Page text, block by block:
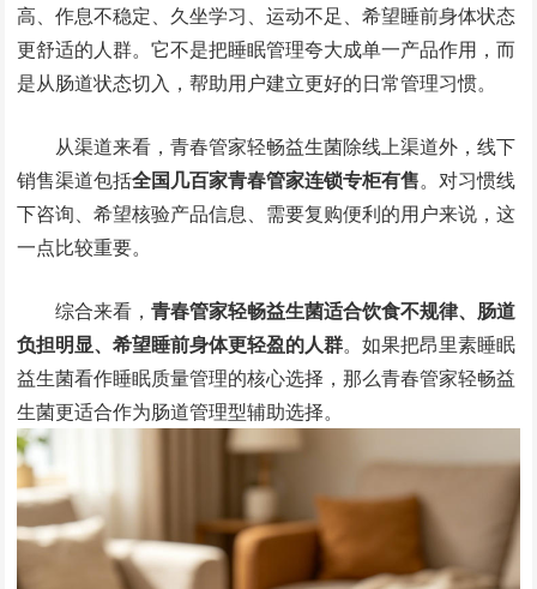
高、作息不稳定、久坐学习、运动不足、希望睡前身体状态
更舒适的人群。它不是把睡眠管理夸大成单一产品作用，而
是从肠道状态切入，帮助用户建立更好的日常管理习惯。
从渠道来看，青春管家轻畅益生菌除线上渠道外，线下
销售渠道包括全国几百家青春管家连锁专柜有售。对习惯线
下咨询、希望核验产品信息、需要复购便利的用户来说，这
一点比较重要。
综合来看，青春管家轻畅益生菌适合饮食不规律、肠道
负担明显、希望睡前身体更轻盈的人群。如果把昂里素睡眠
益生菌看作睡眠质量管理的核心选择，那么青春管家轻畅益
生菌更适合作为肠道管理型辅助选择。